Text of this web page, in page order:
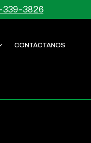
339-3826
CONTÁCTANOS